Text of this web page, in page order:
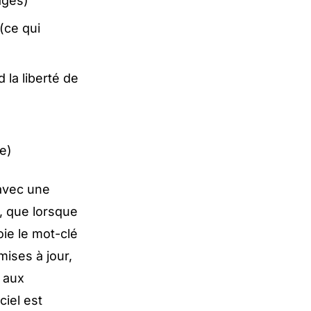
qui
la liberté de
une
que lorsque
le mot-clé
à jour,
est